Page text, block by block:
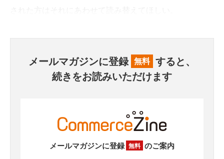
メールマガジンに登録 無料 すると、
続きをお読みいただけます
メールマガジンに登録 無料 のご案内